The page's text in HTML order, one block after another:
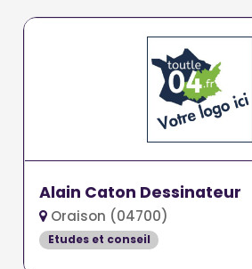
Alain Caton Dessinateur
Oraison (04700)
Etudes et conseil